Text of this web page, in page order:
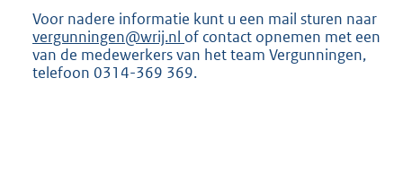
Voor nadere informatie kunt u een mail sturen naar
vergunningen@wrij.nl of contact opnemen met een
van de medewerkers van het team Vergunningen,
telefoon 0314-369 369.